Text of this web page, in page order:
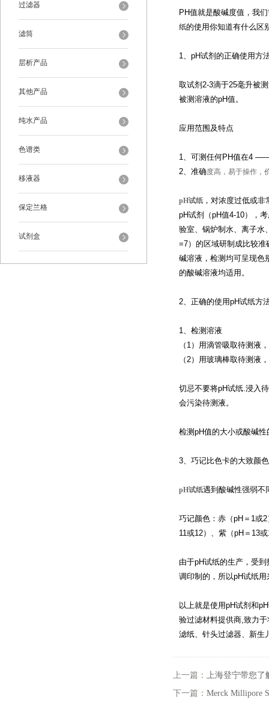
过滤器
滤筒
层析产品
其他产品
纯水产品
色谱类
移液器
保定兰格
试剂盒
PH值就是酸碱度值，我
纸的使用你知道有什么区
1、pH试剂的正确使用方
取试剂2-3滴于25毫升被
被测溶液的pH值。
应用范围及特点
1、可测任何PH值在4
2、准确度高，易于操作，
pH试纸 ，对浓度过低或
pH试剂（pH值4-10），
验室、锅炉制水、离子水
=7）的区域研制成比较
碱溶液，检测均可呈现色
的酸碱溶液均适用。
2、正确的使用pH试纸方
1、检测溶液
（1）用滴管吸取待测液
（2）用玻璃棒取待测液
切忌不要将pH试纸.浸入
会污染待测液。
检测pH值的大小或酸碱
3、巧记比色卡的大致颜色
pH试纸遇到酸碱性强弱不
巧记颜色：赤（pH＝1或
11或12）、紫（pH＝13
由于pH试纸的生产，受
调印制的，所以pH试纸
以上就是使用pH试剂和
验过滤材料提供商,致力
滤纸、针头过滤器、新生
上一篇： 上海登宁带您了
下一篇： Merck Millipore